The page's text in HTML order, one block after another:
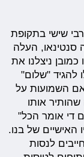
שישי בתקופת
סנטינאו, העלה
ניצלנו את
להגיד "שלום"
השמועות על
אותו
די אומר הכל"
האישיים של בנו.
לנסות